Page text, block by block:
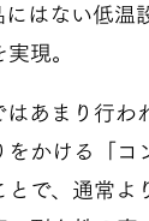
にはない低
現。
はあまり行わ
をかける「コ
とで、通常よ